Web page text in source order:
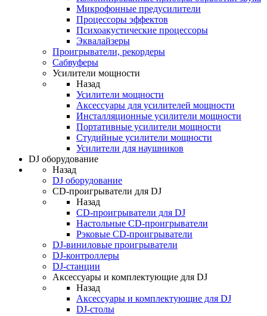
Микрофонные предусилители
Процессоры эффектов
Психоакустические процессоры
Эквалайзеры
Проигрыватели, рекордеры
Сабвуферы
Усилители мощности
Назад
Усилители мощности
Аксессуары для усилителей мощности
Инсталляционные усилители мощности
Портативные усилители мощности
Студийные усилители мощности
Усилители для наушников
DJ оборудование
Назад
DJ оборудование
CD-проигрыватели для DJ
Назад
CD-проигрыватели для DJ
Настольные CD-проигрыватели
Рэковые CD-проигрыватели
DJ-виниловые проигрыватели
DJ-контроллеры
DJ-станции
Аксессуары и комплектующие для DJ
Назад
Аксессуары и комплектующие для DJ
DJ-столы